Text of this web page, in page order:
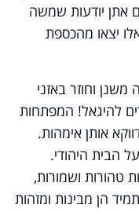
אתן יודעות שמשה
יצאו מהכספת
וחוזר באזני
להיגאל! המפתחות
אותן אימהות.
הבית היהודי.
טהורות ושמורות,
הן מבינות ומזהות